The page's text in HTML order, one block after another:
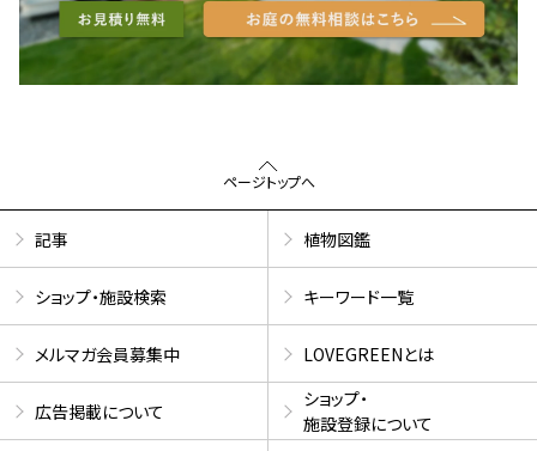
ページトップへ
記事 植物図鑑
ショップ・施設検索 キーワード一覧
メルマガ会員募集中 LOVEGREENとは
広告掲載について
ショップ・
施設登録について